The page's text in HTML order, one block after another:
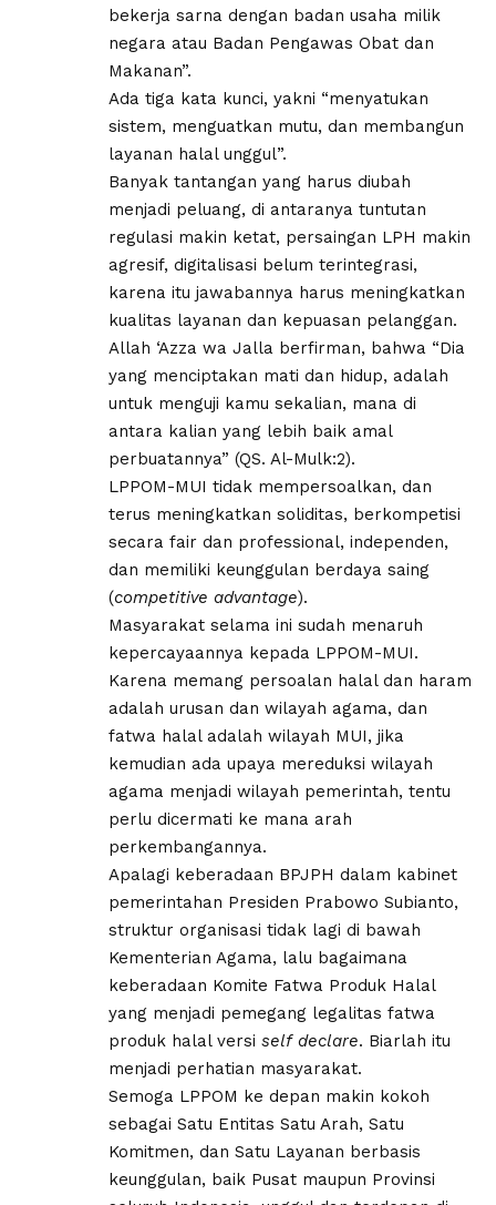
bekerja sarna dengan badan usaha milik
negara atau Badan Pengawas Obat dan
Makanan”.
Ada tiga kata kunci, yakni “menyatukan
sistem, menguatkan mutu, dan membangun
layanan halal unggul”.
Banyak tantangan yang harus diubah
menjadi peluang, di antaranya tuntutan
regulasi makin ketat, persaingan LPH makin
agresif, digitalisasi belum terintegrasi,
karena itu jawabannya harus meningkatkan
kualitas layanan dan kepuasan pelanggan.
Allah ‘Azza wa Jalla berfirman, bahwa “Dia
yang menciptakan mati dan hidup, adalah
untuk menguji kamu sekalian, mana di
antara kalian yang lebih baik amal
perbuatannya” (QS. Al-Mulk:2).
LPPOM-MUI tidak mempersoalkan, dan
terus meningkatkan soliditas, berkompetisi
secara fair dan professional, independen,
dan memiliki keunggulan berdaya saing
(competitive advantage).
Masyarakat selama ini sudah menaruh
kepercayaannya kepada LPPOM-MUI.
Karena memang persoalan halal dan haram
adalah urusan dan wilayah agama, dan
fatwa halal adalah wilayah MUI, jika
kemudian ada upaya mereduksi wilayah
agama menjadi wilayah pemerintah, tentu
perlu dicermati ke mana arah
perkembangannya.
Apalagi keberadaan BPJPH dalam kabinet
pemerintahan Presiden Prabowo Subianto,
struktur organisasi tidak lagi di bawah
Kementerian Agama, lalu bagaimana
keberadaan Komite Fatwa Produk Halal
yang menjadi pemegang legalitas fatwa
produk halal versi self declare. Biarlah itu
menjadi perhatian masyarakat.
Semoga LPPOM ke depan makin kokoh
sebagai Satu Entitas Satu Arah, Satu
Komitmen, dan Satu Layanan berbasis
keunggulan, baik Pusat maupun Provinsi